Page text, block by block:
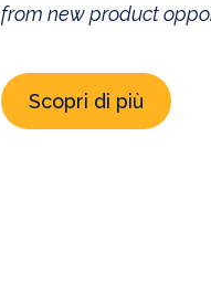
from new product
that will power top-line
Goldman Sachs- Il
come la convergenza
Scopri di più